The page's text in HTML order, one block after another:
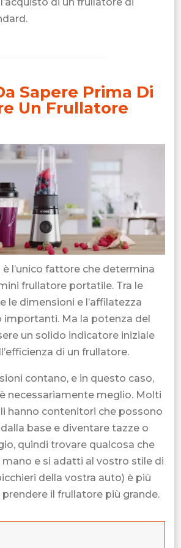
di un frullatore di
Sapere Prima Di
Un Frullatore
l’unico fattore che determina
frullatore portatile. Tra le
le dimensioni e l’affilatezza
importanti. Ma la potenza del
un solido indicatore iniziale
di un frullatore.
contano, e in questo caso,
necessariamente meglio. Molti
hanno contenitori che possono
base e diventare tazze o
quindi trovare qualcosa che
mano e si adatti al vostro stile di
della vostra auto) è più
il frullatore più grande.